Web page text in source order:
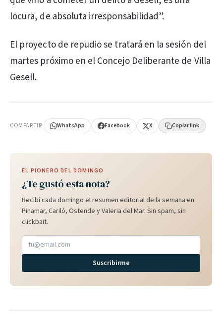
locura, de absoluta irresponsabilidad”.
El proyecto de repudio se tratará en la sesión del
martes próximo en el Concejo Deliberante de Villa
Gesell.
COMPARTIR WhatsApp Facebook X Copiar link
EL PIONERO DEL DOMINGO
¿Te gustó esta nota?
Recibí cada domingo el resumen editorial de la semana en
Pinamar, Cariló, Ostende y Valeria del Mar. Sin spam, sin
clickbait.
Suscribirme